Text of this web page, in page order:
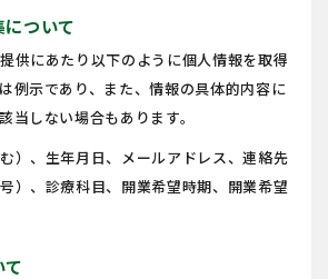
ついて
供にあたり以下のように個人情報を取得
例示であり、また、情報の具体的内容に
当しない場合もあります。
）、生年月日、メールアドレス、連絡先
）、診療科目、開業希望時期、開業希望